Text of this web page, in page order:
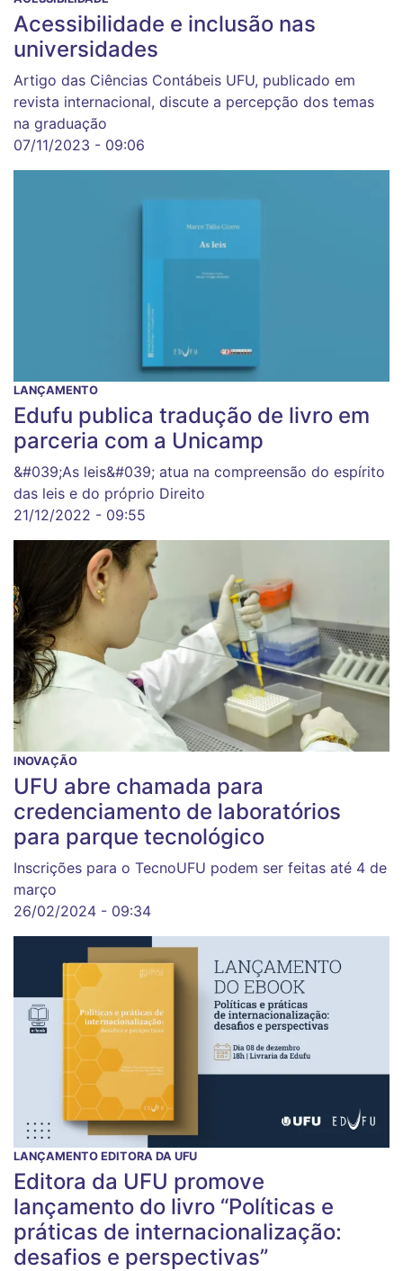
Acessibilidade e inclusão nas
universidades
Artigo das Ciências Contábeis UFU, publicado em
revista internacional, discute a percepção dos temas
na graduação
07/11/2023 - 09:06
LANÇAMENTO
Edufu publica tradução de livro em
parceria com a Unicamp
&#039;As leis&#039; atua na compreensão do espírito
das leis e do próprio Direito
21/12/2022 - 09:55
INOVAÇÃO
UFU abre chamada para
credenciamento de laboratórios
para parque tecnológico
Inscrições para o TecnoUFU podem ser feitas até 4 de
março
26/02/2024 - 09:34
LANÇAMENTO EDITORA DA UFU
Editora da UFU promove
lançamento do livro “Políticas e
práticas de internacionalização:
desafios e perspectivas”